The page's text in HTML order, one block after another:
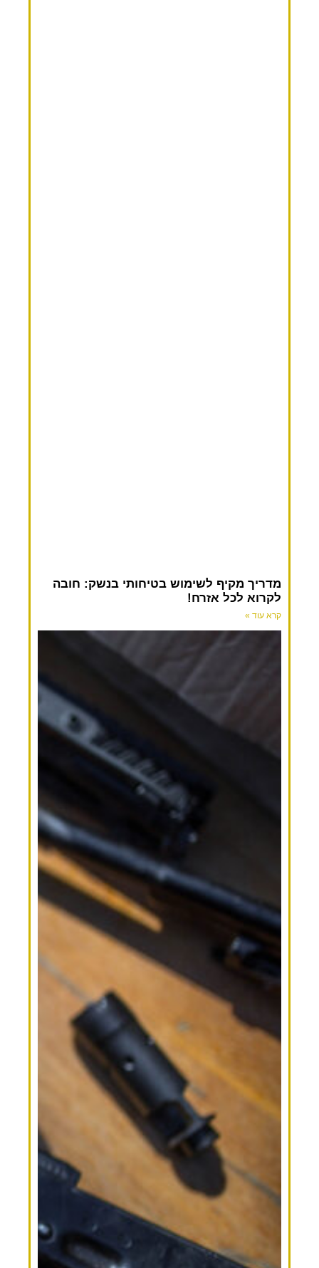
מדריך מקיף לשימוש בטיחותי בנשק: חובה
לקרוא לכל אזרח!
קרא עוד »